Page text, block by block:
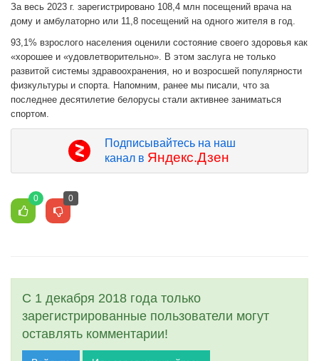
За весь 2023 г. зарегистрировано 108,4 млн посещений врача на
дому и амбулаторно или 11,8 посещений на одного жителя в год.
93,1% взрослого населения оценили состояние своего здоровья как
«хорошее и «удовлетворительно». В этом заслуга не только
развитой системы здравоохранения, но и возросшей популярности
физкультуры и спорта. Напомним, ранее мы писали, что за
последнее десятилетие белорусы стали активнее заниматься
спортом.
Подписывайтесь на наш
канал в Яндекс.Дзен
0 0
С 1 декабря 2018 года только
зарегистрированные пользователи могут
оставлять комментарии!